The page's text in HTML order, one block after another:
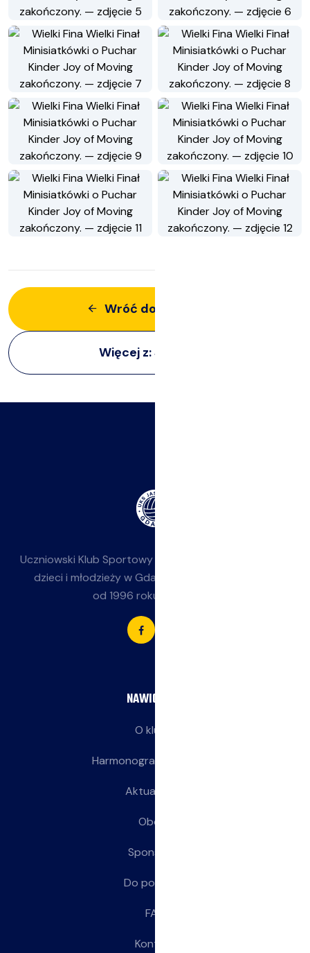
Wróć do aktualności
Więcej z:Siatkarze
Uczniowski Klub Sportowy
dzieci i młodzieży w Gdańsku-Jasieniu. Działamy
od 1996 roku przy SP 85.
NAWIGACJA
O klubie
Harmonogram treningów
Aktualności
Obozy
Sponsorzy
Do pobrania
FAQ
Kontakt